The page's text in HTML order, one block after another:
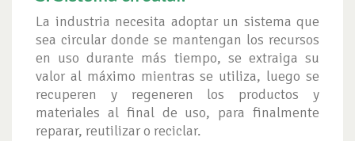
La industria necesita adoptar un sistema que
sea circular donde se mantengan los recursos
en uso durante más tiempo, se extraiga su
valor al máximo mientras se utiliza, luego se
recuperen y regeneren los productos y
materiales al final de uso, para finalmente
reparar, reutilizar o reciclar.